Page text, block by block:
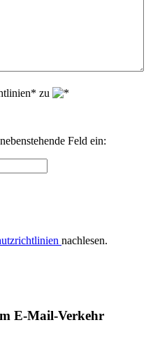
zu
Feld ein:
nachlesen.
E-Mail-Verkehr